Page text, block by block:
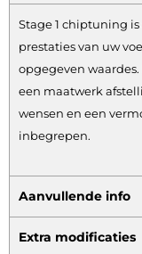
Stage 1 chiptuning
prestaties van uw
opgegeven
een maatwerk
wensen en een
inbegrepen.
Aanvullende info
Extra modificaties